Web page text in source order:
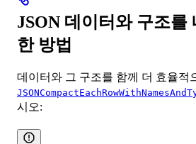
JSON 데이터와 구조를
한 방법
데이터와 그 구조를 함께 더 효율적
시오: